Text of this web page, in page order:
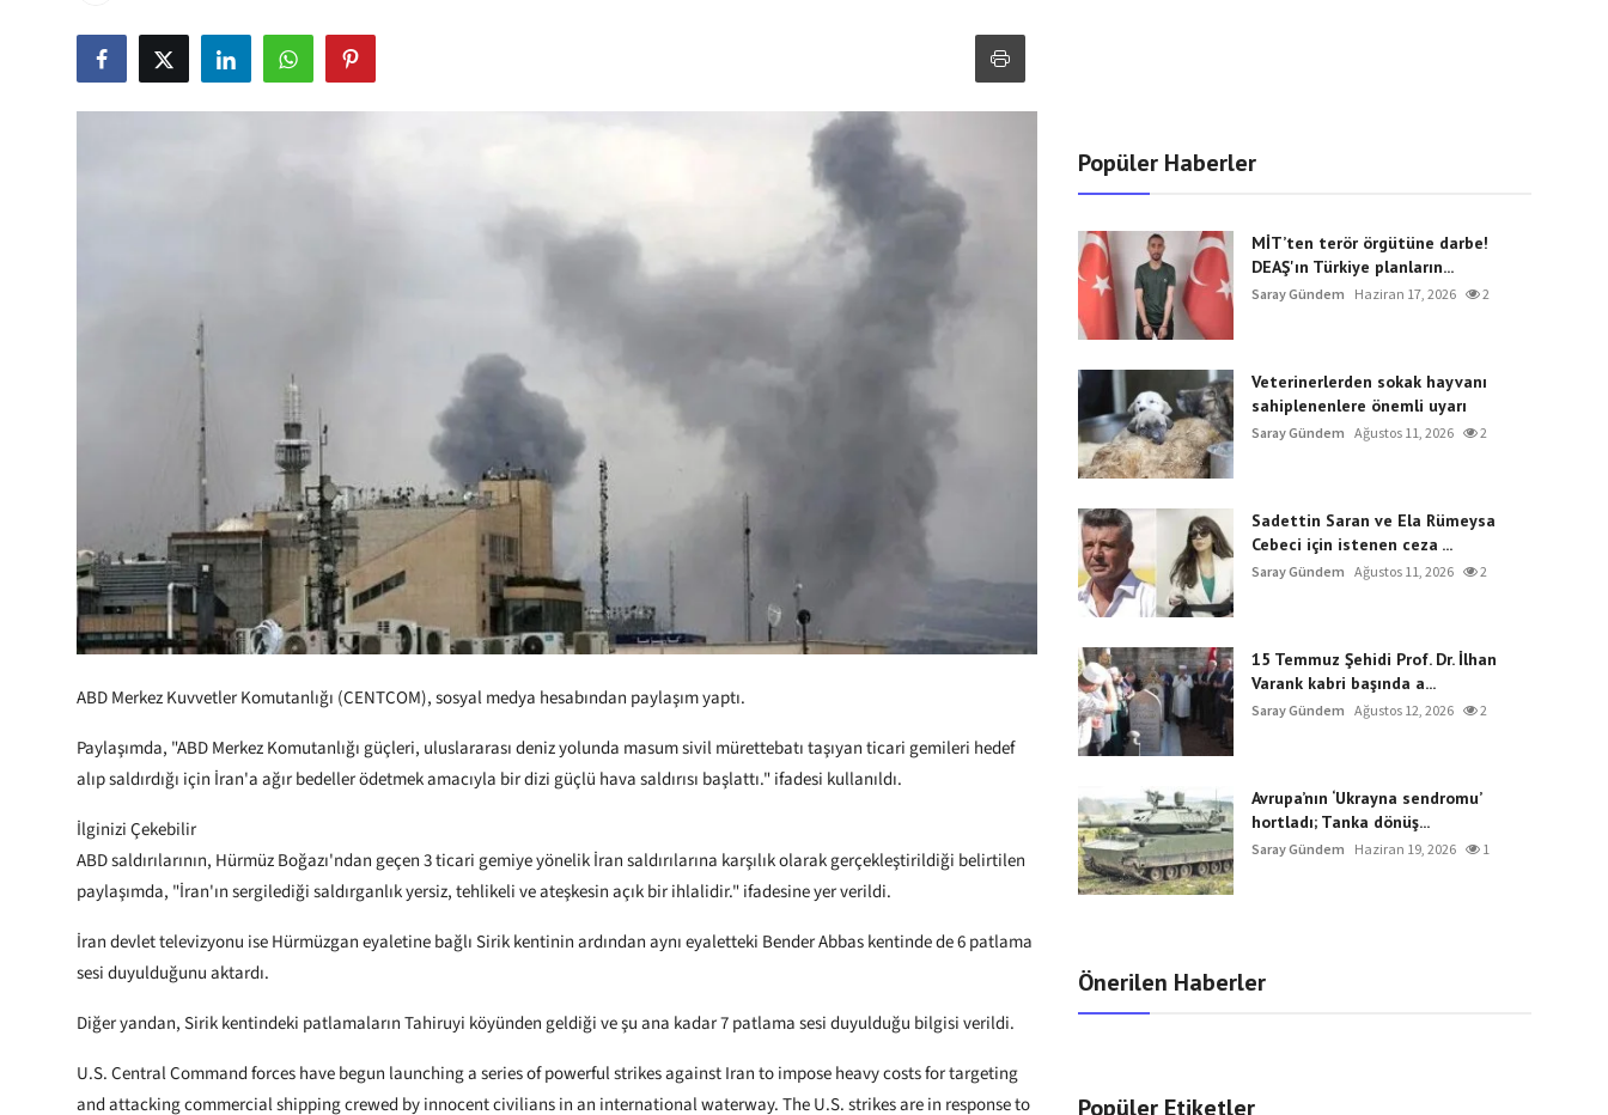
ABD Merkez Kuvvetler Komutanlığı (CENTCOM), sosyal medya hesabından paylaşım yaptı.
Paylaşımda, "ABD Merkez Komutanlığı güçleri, uluslararası deniz yolunda masum sivil mürettebatı taşıyan ticari gemileri hedef
alıp saldırdığı için İran'a ağır bedeller ödetmek amacıyla bir dizi güçlü hava saldırısı başlattı." ifadesi kullanıldı.
İlginizi Çekebilir
ABD saldırılarının, Hürmüz Boğazı'ndan geçen 3 ticari gemiye yönelik İran saldırılarına karşılık olarak gerçekleştirildiği belirtilen
paylaşımda, "İran'ın sergilediği saldırganlık yersiz, tehlikeli ve ateşkesin açık bir ihlalidir." ifadesine yer verildi.
İran devlet televizyonu ise Hürmüzgan eyaletine bağlı Sirik kentinin ardından aynı eyaletteki Bender Abbas kentinde de 6 patlama
sesi duyulduğunu aktardı.
Diğer yandan, Sirik kentindeki patlamaların Tahiruyi köyünden geldiği ve şu ana kadar 7 patlama sesi duyulduğu bilgisi verildi.
U.S. Central Command forces have begun launching a series of powerful strikes against Iran to impose heavy costs for targeting
and attacking commercial shipping crewed by innocent civilians in an international waterway. The U.S. strikes are in response to
Popüler Haberler
MİT’ten terör örgütüne darbe!
DEAŞ'ın Türkiye planların...
Saray Gündem Haziran 17, 2026 2
Veterinerlerden sokak hayvanı
sahiplenenlere önemli uyarı
Saray Gündem Ağustos 11, 2026 2
Sadettin Saran ve Ela Rümeysa
Cebeci için istenen ceza ...
Saray Gündem Ağustos 11, 2026 2
15 Temmuz Şehidi Prof. Dr. İlhan
Varank kabri başında a...
Saray Gündem Ağustos 12, 2026 2
Avrupa’nın ‘Ukrayna sendromu’
hortladı; Tanka dönüş...
Saray Gündem Haziran 19, 2026 1
Önerilen Haberler
Popüler Etiketler